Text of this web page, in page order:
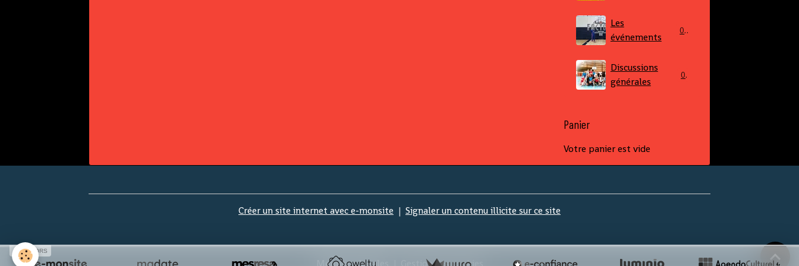
Les
événements
0
Discussions
générales
0
Panier
Votre panier est vide
Créer un site internet avec e-monsite Signaler un contenu illicite sur ce site
SPONSORS